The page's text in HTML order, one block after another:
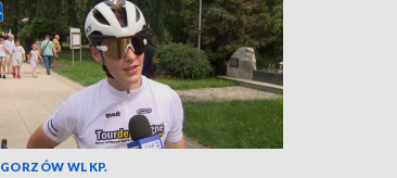
GORZÓW WLKP.